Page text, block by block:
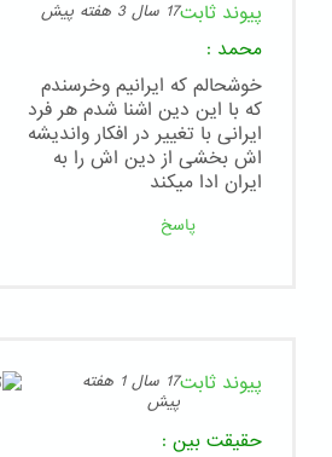
پیوند ثابت17 سال 3 هفته پیش
محمد :
خوشحالم که ایرانیم وخرسندم
که با این دین اشنا شدم هر فرد
ایرانی با تغییر در افکار واندیشه
اش بخشی از دین اش را به
ایران ادا میکند
پاسخ
پیوند ثابت
17 سال 1 هفته
پیش
حقيقت بين :